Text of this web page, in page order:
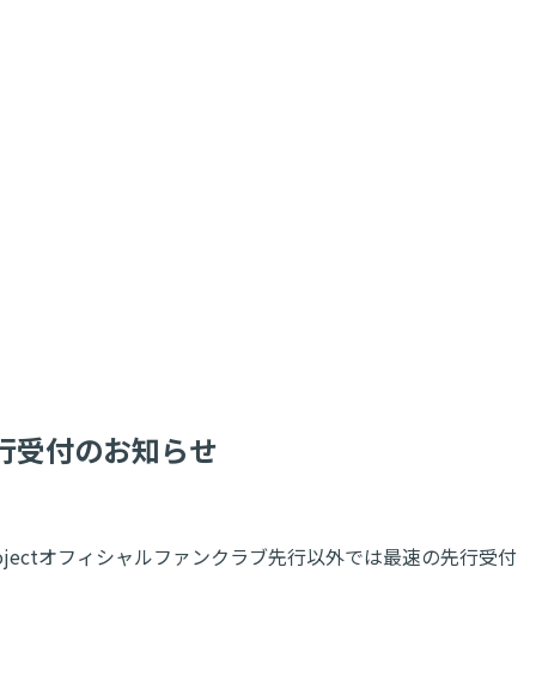
受付のお知らせ
オフィシャルファンクラブ先行以外では最速の先行受付